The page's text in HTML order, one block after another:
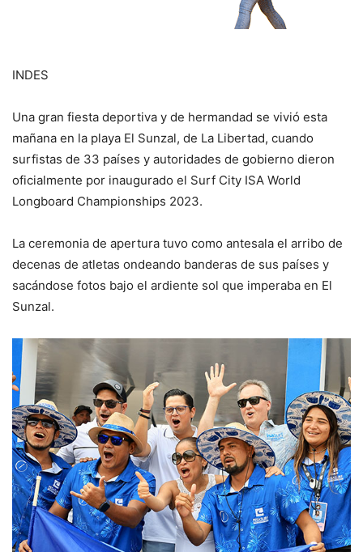
INDES
Una gran fiesta deportiva y de hermandad se vivió esta
mañana en la playa El Sunzal, de La Libertad, cuando
surfistas de 33 países y autoridades de gobierno dieron
oficialmente por inaugurado el Surf City ISA World
Longboard Championships 2023.
La ceremonia de apertura tuvo como antesala el arribo de
decenas de atletas ondeando banderas de sus países y
sacándose fotos bajo el ardiente sol que imperaba en El
Sunzal.